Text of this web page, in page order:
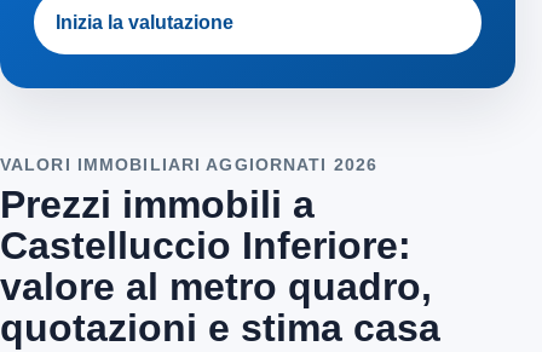
Inizia la valutazione
VALORI IMMOBILIARI AGGIORNATI 2026
Prezzi immobili a
Castelluccio Inferiore:
valore al metro quadro,
quotazioni e stima casa